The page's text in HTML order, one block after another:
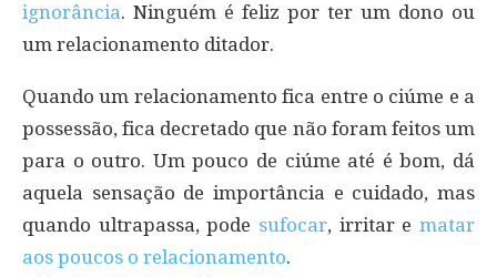
ignorância. Ninguém é feliz por ter um dono ou
um relacionamento ditador.
Quando um relacionamento fica entre o ciúme e a
possessão, fica decretado que não foram feitos um
para o outro. Um pouco de ciúme até é bom, dá
aquela sensação de importância e cuidado, mas
quando ultrapassa, pode sufocar, irritar e matar
aos poucos o relacionamento.